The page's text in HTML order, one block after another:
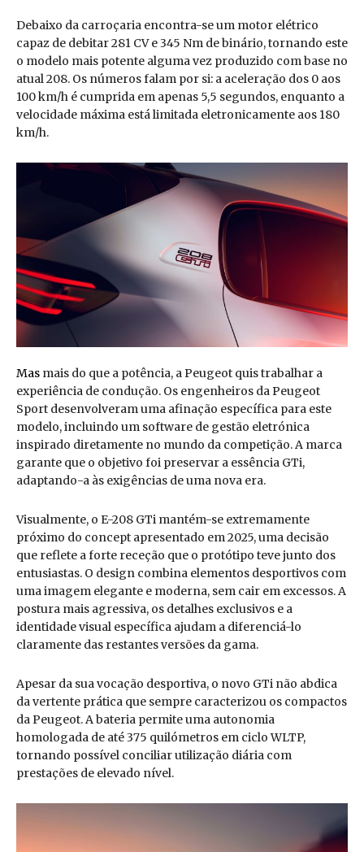
Debaixo da carroçaria encontra-se um motor elétrico
capaz de debitar 281 CV e 345 Nm de binário, tornando este
o modelo mais potente alguma vez produzido com base no
atual 208. Os números falam por si: a aceleração dos 0 aos
100 km/h é cumprida em apenas 5,5 segundos, enquanto a
velocidade máxima está limitada eletronicamente aos 180
km/h.
Mas mais do que a potência, a Peugeot quis trabalhar a
experiência de condução. Os engenheiros da Peugeot
Sport desenvolveram uma afinação específica para este
modelo, incluindo um software de gestão eletrónica
inspirado diretamente no mundo da competição. A marca
garante que o objetivo foi preservar a essência GTi,
adaptando-a às exigências de uma nova era.
Visualmente, o E-208 GTi mantém-se extremamente
próximo do concept apresentado em 2025, uma decisão
que reflete a forte receção que o protótipo teve junto dos
entusiastas. O design combina elementos desportivos com
uma imagem elegante e moderna, sem cair em excessos. A
postura mais agressiva, os detalhes exclusivos e a
identidade visual específica ajudam a diferenciá-lo
claramente das restantes versões da gama.
Apesar da sua vocação desportiva, o novo GTi não abdica
da vertente prática que sempre caracterizou os compactos
da Peugeot. A bateria permite uma autonomia
homologada de até 375 quilómetros em ciclo WLTP,
tornando possível conciliar utilização diária com
prestações de elevado nível.